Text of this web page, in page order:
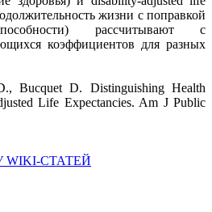
жизни с поправкой
рассчитывают с
коэффициентов для разных
Bucquet D. Distinguishing Health
Life Expectancies. Am J Public
СТАТЕЙ